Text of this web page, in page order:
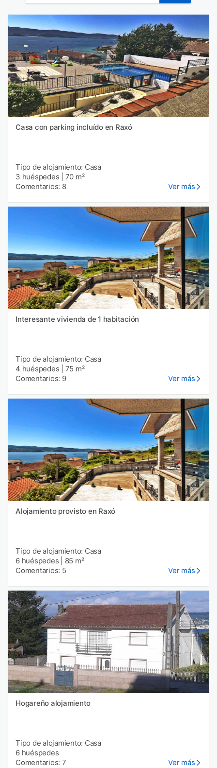
Casa con parking incluído en Raxó
Tipo de alojamiento: Casa
3 huéspedes
70 m²
Comentarios: 8
Ver más
Interesante vivienda de 1 habitación
Tipo de alojamiento: Casa
4 huéspedes
75 m²
Comentarios: 9
Ver más
Alojamiento provisto en Raxó
Tipo de alojamiento: Casa
6 huéspedes
85 m²
Comentarios: 5
Ver más
Hogareño alojamiento
Tipo de alojamiento: Casa
6 huéspedes
Comentarios: 7
Ver más